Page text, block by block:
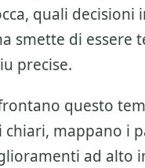
quali decisioni
smette di essere
precise.
questo
mappano i
ad alto